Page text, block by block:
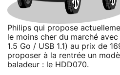
Philips qui propose
le moins cher du marché
1.5 Go / USB 1.1) au prix de
proposer à la rentrée un
baladeur : le HDD070.